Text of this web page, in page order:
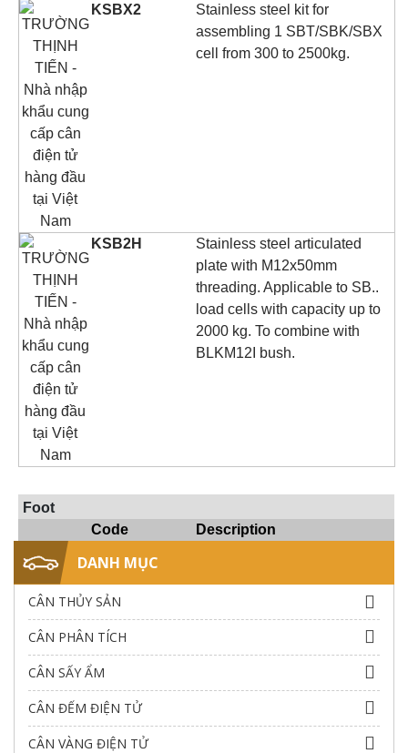
KSBX2
Stainless steel kit for
assembling 1 SBT/SBK/SBX
cell from 300 to 2500kg.
KSB2H
Stainless steel articulated
plate with M12x50mm
threading. Applicable to SB..
load cells with capacity up to
2000 kg. To combine with
BLKM12I bush.
Foot
Code
Description
DANH MỤC
CÂN THỦY SẢN
CÂN PHÂN TÍCH
CÂN SẤY ẨM
CÂN ĐẾM ĐIỆN TỬ
CÂN VÀNG ĐIỆN TỬ